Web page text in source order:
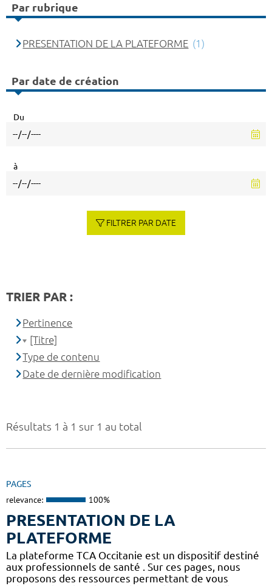
Résultats 1 à 1 sur 1 au total
PAGES
relevance: 100%
PRESENTATION DE LA
PLATEFORME
La plateforme TCA Occitanie est un dispositif destiné
aux professionnels de santé . Sur ces pages, nous
proposons des ressources permettant de vous
Par rubrique
PRESENTATION DE LA PLATEFORME (1)
Par date de création
Du
à
FILTRER PAR DATE
TRIER PAR :
Pertinence
[Titre]
Type de contenu
Date de dernière modification